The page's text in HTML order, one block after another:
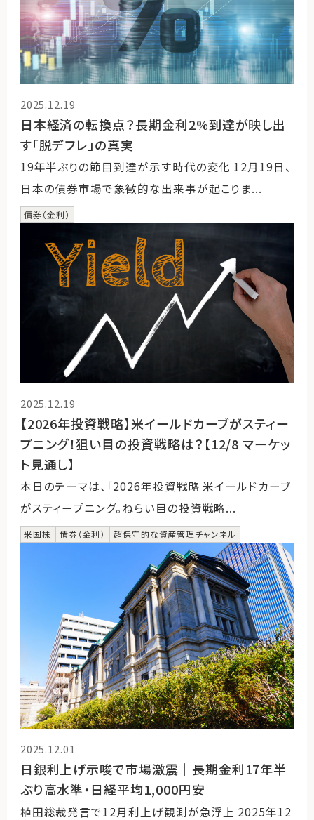
2025.12.19
日本経済の転換点？長期金利2%到達が映し出
す「脱デフレ」の真実
19年半ぶりの節目到達が示す時代の変化 12月19日、
日本の債券市場で象徴的な出来事が起こりま...
債券（金利）
2025.12.19
【2026年投資戦略】米イールドカーブがスティー
プニング！狙い目の投資戦略は？【12/8 マーケッ
ト見通し】
本日のテーマは、「2026年投資戦略 米イールドカーブ
がスティープニング。ねらい目の投資戦略...
米国株 債券（金利） 超保守的な資産管理チャンネル
2025.12.01
日銀利上げ示唆で市場激震｜長期金利17年半
ぶり高水準・日経平均1,000円安
植田総裁発言で12月利上げ観測が急浮上 2025年12